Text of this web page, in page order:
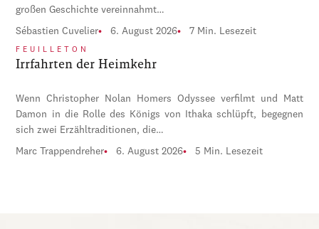
großen Geschichte vereinnahmt…
Sébastien Cuvelier 6. August 2026 7 Min. Lesezeit
FEUILLETON
Irrfahrten der Heimkehr
Wenn Christopher Nolan Homers Odyssee verfilmt und Matt
Damon in die Rolle des Königs von Ithaka schlüpft, begegnen
sich zwei Erzähltraditionen, die…
Marc Trappendreher 6. August 2026 5 Min. Lesezeit